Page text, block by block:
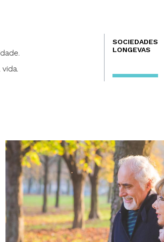
Navegación
principal
SOCIEDADES
LONGEVAS